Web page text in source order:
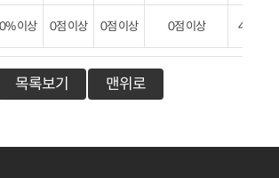
이상 0점 이상 0점 이상 0점 이상 40점 이
목록보기 맨위로